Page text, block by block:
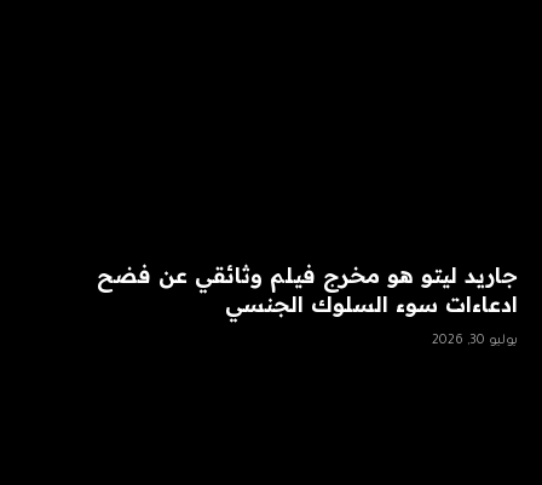
جاريد ليتو هو مخرج فيلم وثائقي عن فضح
ادعاءات سوء السلوك الجنسي
يوليو 30, 2026